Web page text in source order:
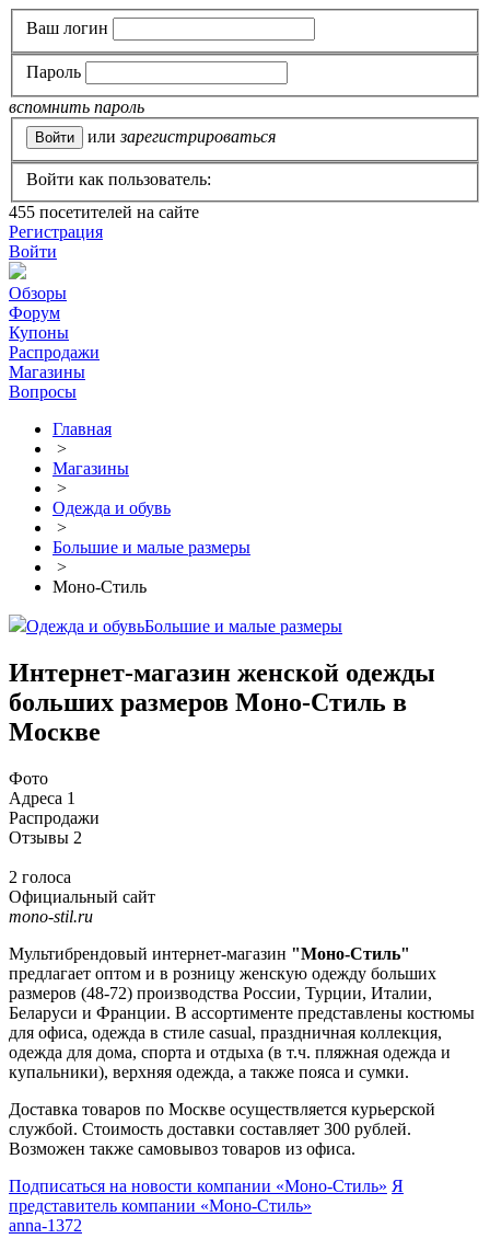
Ваш логин
Пароль
вспомнить пароль
или зарегистрироваться
Войти как пользователь:
455 посетителей на сайте
Регистрация
Войти
Обзоры
Форум
Купоны
Распродажи
Магазины
Вопросы
Главная
>
Магазины
>
Одежда и обувь
>
Большие и малые размеры
>
Моно-Стиль
Одежда и обувьБольшие и малые размеры
Интернет-магазин женской одежды
больших размеров Моно-Стиль в
Москве
Фото
Адреса 1
Распродажи
Отзывы 2
2 голоса
Официальный сайт
mono-stil.ru
Мультибрендовый интернет-магазин "Моно-Стиль"
предлагает оптом и в розницу женскую одежду больших
размеров (48-72) производства России, Турции, Италии,
Беларуси и Франции. В ассортименте представлены костюмы
для офиса, одежда в стиле casual, праздничная коллекция,
одежда для дома, спорта и отдыха (в т.ч. пляжная одежда и
купальники), верхняя одежда, а также пояса и сумки.
Доставка товаров по Москве осуществляется курьерской
службой. Стоимость доставки составляет 300 рублей.
Возможен также самовывоз товаров из офиса.
Подписаться на новости компании «Моно-Стиль» Я
представитель компании «Моно-Стиль»
anna-1372